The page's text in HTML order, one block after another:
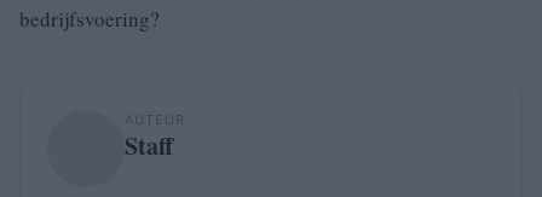
bedrijfsvoering?
AUTEUR
Staff